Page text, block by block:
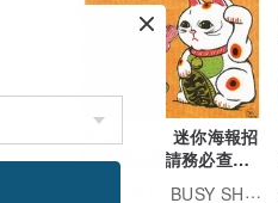
Risograph 迷你海報招
財貓貓玩具請務必查看
FREE BUT BUSY SHOP